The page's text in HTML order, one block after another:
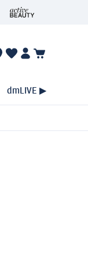
dmLIVE ▶